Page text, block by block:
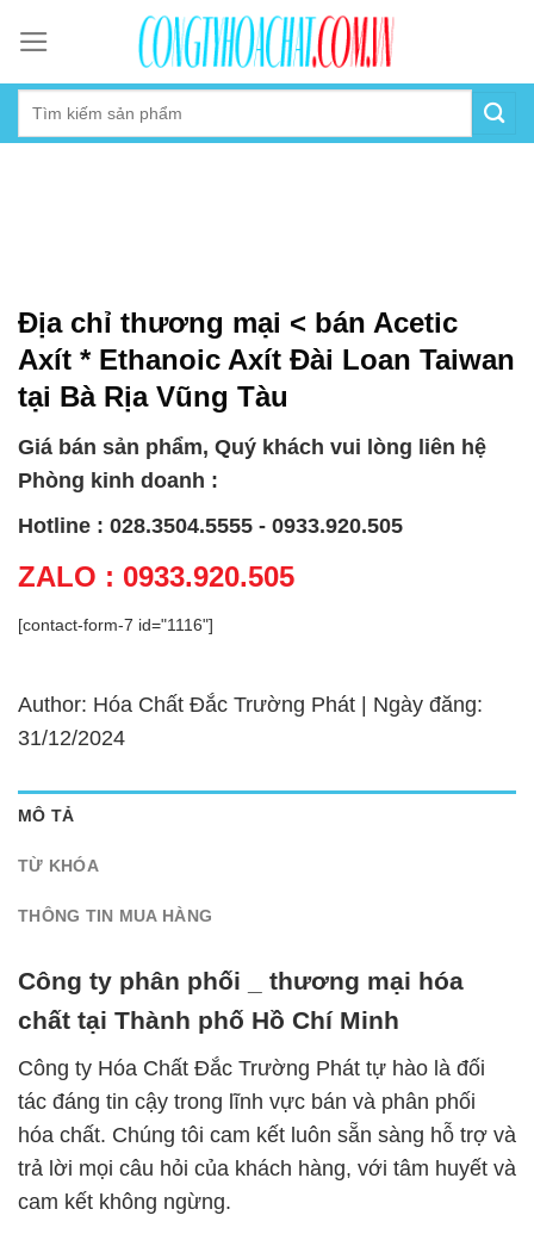
content
Địa chỉ thương mại < bán Acetic
Axít * Ethanoic Axít Đài Loan Taiwan
tại Bà Rịa Vũng Tàu
Giá bán sản phẩm, Quý khách vui lòng liên hệ
Phòng kinh doanh :
Hotline : 028.3504.5555 - 0933.920.505
ZALO : 0933.920.505
[contact-form-7 id="1116"]
Author: Hóa Chất Đắc Trường Phát | Ngày đăng:
31/12/2024
MÔ TẢ
TỪ KHÓA
THÔNG TIN MUA HÀNG
Công ty phân phối _ thương mại hóa
chất tại Thành phố Hồ Chí Minh
Công ty Hóa Chất Đắc Trường Phát tự hào là đối
tác đáng tin cậy trong lĩnh vực bán và phân phối
hóa chất. Chúng tôi cam kết luôn sẵn sàng hỗ trợ và
trả lời mọi câu hỏi của khách hàng, với tâm huyết và
cam kết không ngừng.